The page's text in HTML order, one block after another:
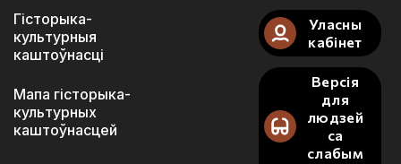
Гісторыка-
культурныя
каштоўнасці
Мапа гісторыка-
культурных
каштоўнасцей
Уласны
кабінет
Версія
для
людзей
са
слабым